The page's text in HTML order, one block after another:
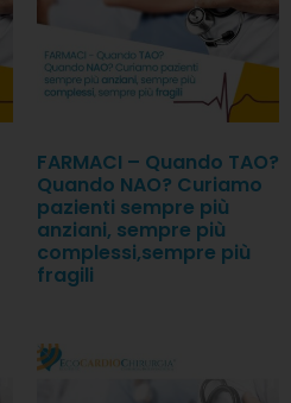
FARMACI – Quando TAO?
Quando NAO? Curiamo
pazienti sempre più
anziani, sempre più
complessi,sempre più
fragili